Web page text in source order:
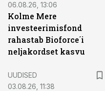
06.08.26, 13:06
Kolme Mere
investeerimisfond
rahastab Bioforce´i
neljakordset kasvu
UUDISED
03.08.26, 11:38